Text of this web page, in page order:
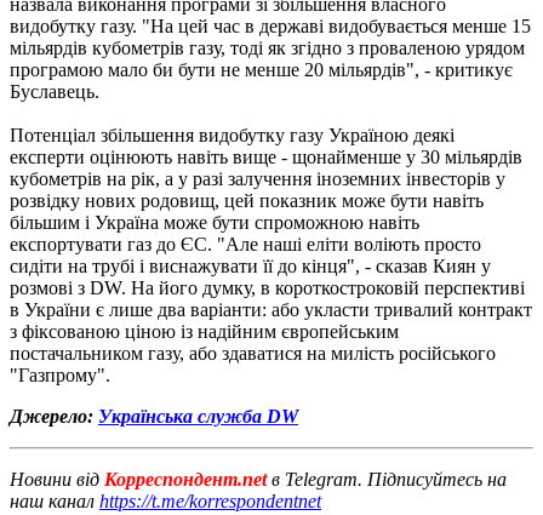
видобутку газу. "На цей час в державі видобувається менше 15
мільярдів кубометрів газу, тоді як згідно з проваленою урядом
програмою мало би бути не менше 20 мільярдів", - критикує
Буславець.
Потенціал збільшення видобутку газу Україною деякі
експерти оцінюють навіть вище - щонайменше у 30 мільярдів
кубометрів на рік, а у разі залучення іноземних інвесторів у
розвідку нових родовищ, цей показник може бути навіть
більшим і Україна може бути спроможною навіть
експортувати газ до ЄС. "Але наші еліти воліють просто
сидіти на трубі і виснажувати її до кінця", - сказав Киян у
розмові з DW. На його думку, в короткостроковій перспективі
в України є лише два варіанти: або укласти тривалий контракт
з фіксованою ціною із надійним європейським
постачальником газу, або здаватися на милість російського
"Газпрому".
Джерело: Українська служба DW
Новини від Корреспондент.netв Telegram. Підписуйтесь на
наш канал https://t.me/korrespondentnet